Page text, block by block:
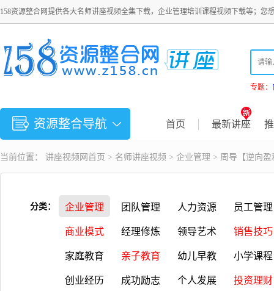
158资源整合网提供各大名师讲座视频全集下载，企业管理培训课程视频下载等；您
专题：
资源整合导航 首页 最新讲座
当前位置： 讲座视频 网首页 > 名师讲座视频 > 企业管理 > 周导【逆向
分类： 企业管理 团队管理 人力资源 员工管理
商业模式 经理修炼 领导艺术 销售技巧
家庭教育 亲子教育 幼儿早教 小学课程
创业经历 成功励志 个人发展 投资理财